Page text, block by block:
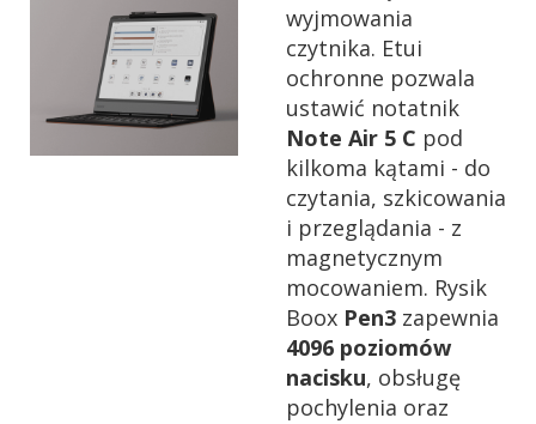
wyjmowania
czytnika. Etui
ochronne pozwala
ustawić notatnik
Note Air 5 C pod
kilkoma kątami - do
czytania, szkicowania
i przeglądania - z
magnetycznym
mocowaniem. Rysik
Boox Pen3 zapewnia
4096 poziomów
nacisku, obsługę
pochylenia oraz